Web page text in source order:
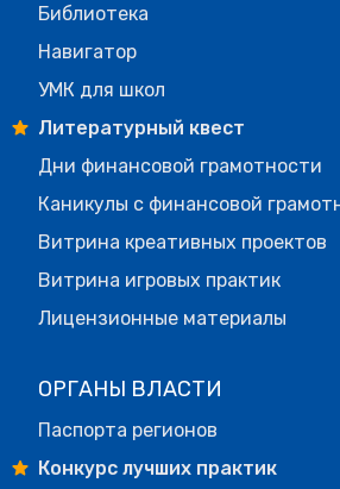
Библиотека
Навигатор
УМК для школ
Литературный квест
Дни финансовой грамотности
Каникулы с финансовой
Витрина креативных проектов
Витрина игровых практик
Лицензионные материалы
ОРГАНЫ ВЛАСТИ
Паспорта регионов
Конкурс лучших практик